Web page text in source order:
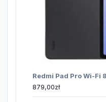
Redmi Pad Pro Wi-Fi
879,00zł